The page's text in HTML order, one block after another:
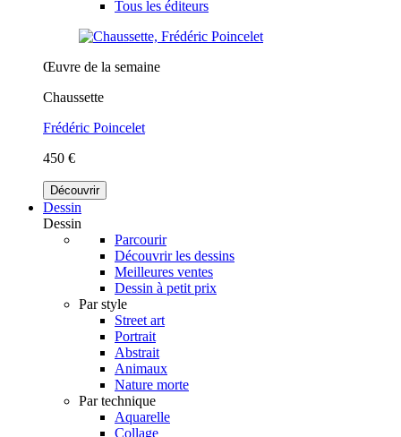
Tous les éditeurs
Œuvre de la semaine
Chaussette
Frédéric Poincelet
450 €
Découvrir
Dessin
Dessin
Parcourir
Découvrir les dessins
Meilleures ventes
Dessin à petit prix
Par style
Street art
Portrait
Abstrait
Animaux
Nature morte
Par technique
Aquarelle
Collage